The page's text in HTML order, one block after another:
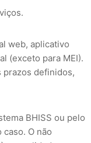
web, aplicativo
(exceto para MEI).
prazos definidos,
BHISS ou pelo
O não